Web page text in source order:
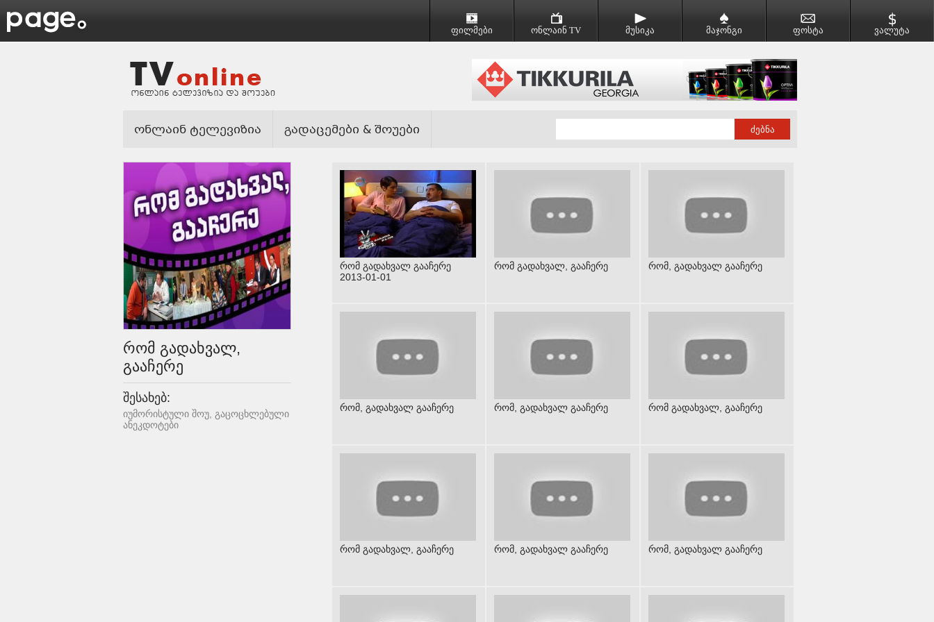
ფილმები ონლაინ TV მუსიკა მაჯონგი ფოსტა ვალუტა
ონლაინ ტელევიზია გადაცემები & შოუები
რომ გადახვალ,
გააჩერე
შესახებ:
იუმორისტული შოუ, გაცოცხლებული
ანეკდოტები
რომ გადახვალ გააჩერე
2013-01-01
რომ გადახვალ, გააჩერე რომ, გადახვალ გააჩერე
რომ, გადახვალ გააჩერე რომ, გადახვალ გააჩერე რომ გადახვალ, გააჩერე
რომ გადახვალ, გააჩერე რომ, გადახვალ გააჩერე რომ, გადახვალ გააჩერე